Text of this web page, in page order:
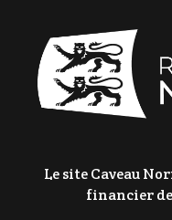
Le site Caveau
financier